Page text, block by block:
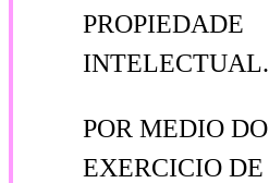
PROPIEDADE
INTELECTUAL.
POR MEDIO DO
EXERCICIO DE